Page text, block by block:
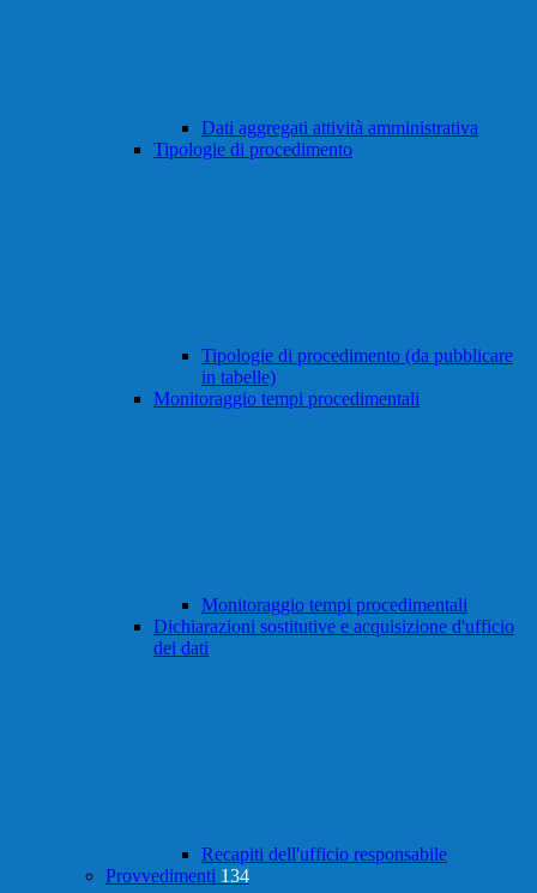
Dati aggregati attività amministrativa
Tipologie di procedimento
Tipologie di procedimento (da pubblicare
in tabelle)
Monitoraggio tempi procedimentali
Monitoraggio tempi procedimentali
Dichiarazioni sostitutive e acquisizione d'ufficio
dei dati
Recapiti dell'ufficio responsabile
Provvedimenti 134